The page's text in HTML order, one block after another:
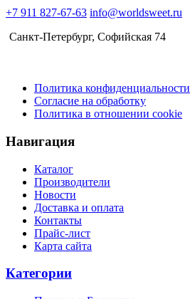
+7 911 827-67-63 info@worldsweet.ru
Санкт-Петербург​, Софийская 74
Политика конфиденциальности
Согласие на обработку
Политика в отношении cookie
Навигация
Каталог
Производители
Новости
Доставка и оплата
Контакты
Прайс-лист
Карта сайта
Категории